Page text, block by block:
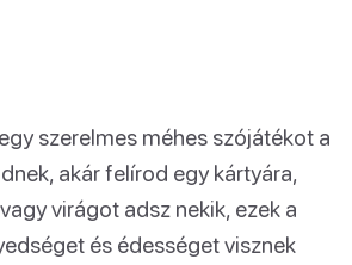
szerelmes méhes szójátékot a
akár felírod egy kártyára,
virágot adsz nekik, ezek a
és édességet visznek